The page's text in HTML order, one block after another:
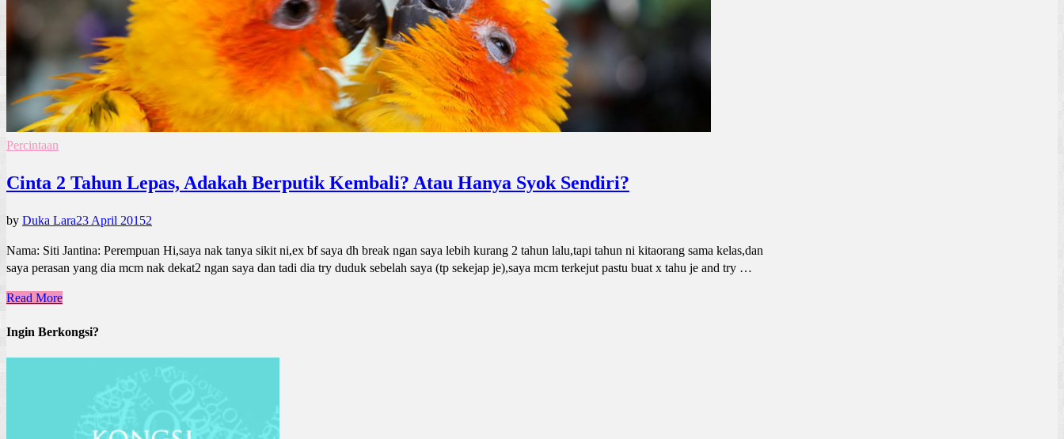
Percintaan
Cinta 2 Tahun Lepas, Adakah Berputik Kembali? Atau Hanya Syok Sendiri?
by Duka Lara23 April 20152
Nama: Siti Jantina: Perempuan Hi,saya nak tanya sikit ni,ex bf saya dh break ngan saya lebih kurang 2 tahun lalu,tapi tahun ni kitaorang sama kelas,dan
saya perasan yang dia mcm nak dekat2 ngan saya dan tadi dia try duduk sebelah saya (tp sekejap je),saya mcm terkejut pastu buat x tahu je and try …
Read More
Ingin Berkongsi?